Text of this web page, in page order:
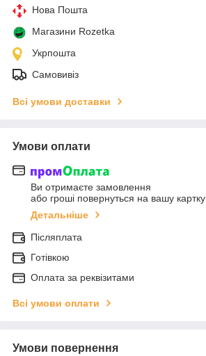
Нова Пошта
Магазини Rozetka
Укрпошта
Самовивіз
Всі умови доставки
Умови оплати
Ви отримаєте замовлення
або гроші повернуться на вашу картку
Детальніше
Післяплата
Готівкою
Оплата за реквізитами
Всі умови оплати
Умови повернення